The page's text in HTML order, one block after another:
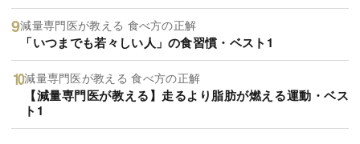
減量専門医が教える 食べ方の正解
「いつまでも若々しい人」の食習慣・ベスト1
減量専門医が教える 食べ方の正解
【減量専門医が教える】走るより脂肪が燃える運動・ベス
ト1